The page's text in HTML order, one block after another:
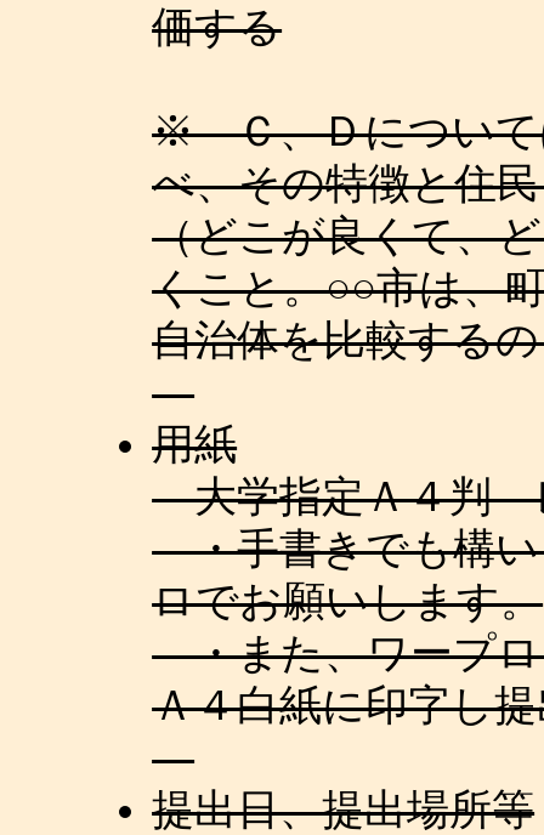
価する
※ Ｃ、Ｄについて
べ、その特徴と住
（どこが良くて、
くこと。○○市は、
自治体を比較する
用紙
大学指定Ａ４判
・手書きでも構い
ロでお願いします。
・また、ワープロ
Ａ４白紙に印字し
提出日、提出場所等